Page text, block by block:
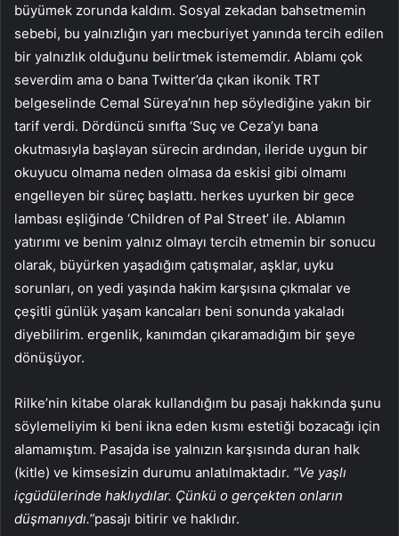
büyümek zorunda kaldım. Sosyal zekadan bahsetmemin
sebebi, bu yalnızlığın yarı mecburiyet yanında tercih edilen
bir yalnızlık olduğunu belirtmek istememdir. Ablamı çok
severdim ama o bana Twitter’da çıkan ikonik TRT
belgeselinde Cemal Süreya’nın hep söylediğine yakın bir
tarif verdi. Dördüncü sınıfta ‘Suç ve Ceza’yı bana
okutmasıyla başlayan sürecin ardından, ileride uygun bir
okuyucu olmama neden olmasa da eskisi gibi olmamı
engelleyen bir süreç başlattı. herkes uyurken bir gece
lambası eşliğinde ‘Children of Pal Street’ ile. Ablamın
yatırımı ve benim yalnız olmayı tercih etmemin bir sonucu
olarak, büyürken yaşadığım çatışmalar, aşklar, uyku
sorunları, on yedi yaşında hakim karşısına çıkmalar ve
çeşitli günlük yaşam kancaları beni sonunda yakaladı
diyebilirim. ergenlik, kanımdan çıkaramadığım bir şeye
dönüşüyor.
Rilke’nin kitabe olarak kullandığım bu pasajı hakkında şunu
söylemeliyim ki beni ikna eden kısmı estetiği bozacağı için
alamamıştım. Pasajda ise yalnızın karşısında duran halk
(kitle) ve kimsesizin durumu anlatılmaktadır. “Ve yaşlı
içgüdülerinde haklıydılar. Çünkü o gerçekten onların
düşmanıydı.”pasajı bitirir ve haklıdır.